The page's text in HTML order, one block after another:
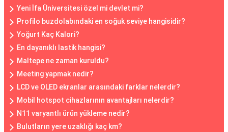
Yeni İfa Üniversitesi özel mi devlet mi?
Profilo buzdolabındaki en soğuk seviye hangisidir?
Yoğurt Kaç Kalori?
En dayanıklı lastik hangisi?
Maltepe ne zaman kuruldu?
Meeting yapmak nedir?
LCD ve OLED ekranlar arasındaki farklar nelerdir?
Mobil hotspot cihazlarının avantajları nelerdir?
N11 varyantlı ürün yükleme nedir?
Bulutların yere uzaklığı kaç km?